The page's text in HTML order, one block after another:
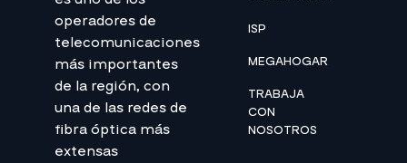
operadores de
telecomunicaciones
más importantes
de la región, con
una de las redes de
fibra óptica más
extensas
ISP
MEGAHOGAR
TRABAJA
CON
NOSOTROS